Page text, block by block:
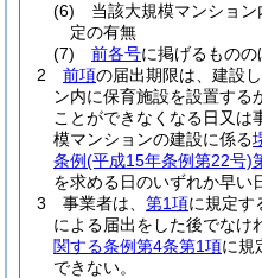
(6)
当該大規模マンショ
定の有無
(7)
前各号に掲げるもの
2
前項の届出期限は、建設
ン内に保育施設を設置する
ことができなくなる日又は
模マンションの建設に係る
条例(平成15年条例第22号)
を求める日のいずれか早い
3
事業者は、 第1項に規定す
による届出をした後でなけ
関する条例第4条第1項に規
できない。